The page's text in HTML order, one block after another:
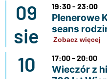
09
sie
19:30 - 23:00
Plenerowe
seans
Zobacz więcej
10
17:00 - 20:00
Wieczór z